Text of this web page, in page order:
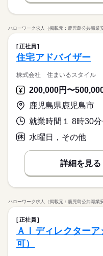
ハローワーク求人（掲載元：鹿児島公共職業
正社員
住宅アドバイザー
株式会社 住まいるスタイル
鹿児島県鹿児島市
水曜日，その他
詳細を見る
ハローワーク求人（掲載元：鹿児島公共職業
正社員
ＡＩディレクター
可）